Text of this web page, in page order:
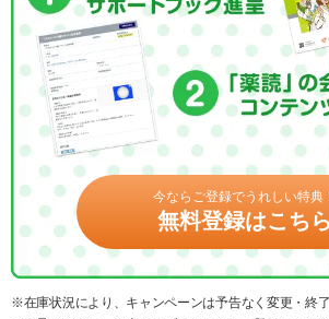
今ならご登録でうれしい特典
無料登録はこちら
※在庫状況により、キャンペーンは予告なく変更・終